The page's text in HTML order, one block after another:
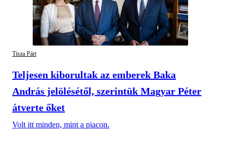
Tisza Párt
Teljesen kiborultak az emberek Baka
András jelölésétől, szerintük Magyar Péter
átverte őket
Volt itt minden, mint a piacon.